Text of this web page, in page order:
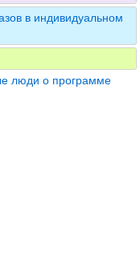
в индивидуальном
люди о программе